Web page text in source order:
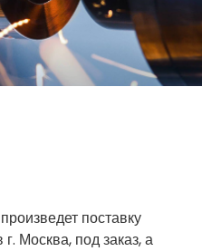
поставку
Москва, под заказ, а